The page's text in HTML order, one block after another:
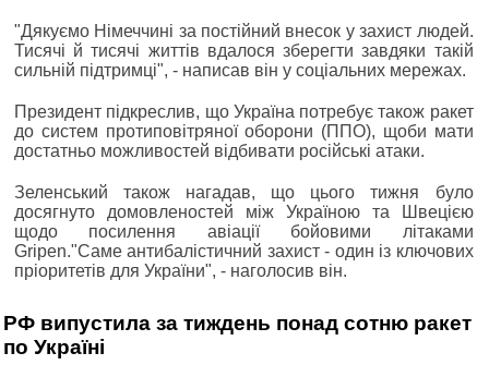
"Дякуємо Німеччині за постійний внесок у захист людей.
Тисячі й тисячі життів вдалося зберегти завдяки такій
сильній підтримці", - написав він у соціальних мережах.
Президент підкреслив, що Україна потребує також ракет
до систем протиповітряної оборони (ППО), щоби мати
достатньо можливостей відбивати російські атаки.
Зеленський також нагадав, що цього тижня було
досягнуто домовленостей між Україною та Швецією
щодо посилення авіації бойовими літаками
Gripen."Саме антибалістичний захист - один із ключових
пріоритетів для України", - наголосив він.
РФ випустила за тиждень понад сотню ракет
по Україні